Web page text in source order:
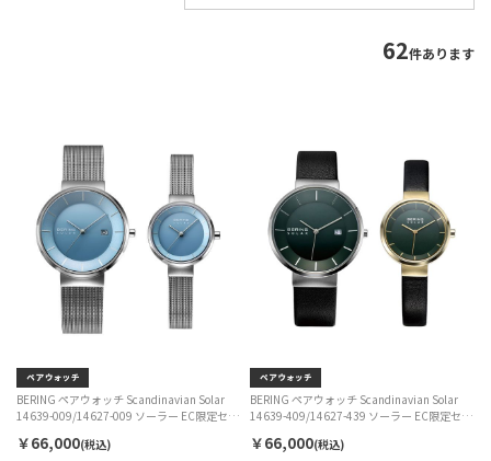
62件あります
BERING ペアウォッチ Scandinavian Solar
14639-009/14627-009 ソーラー EC限定セッ
￥66,000(税込)
BERING ペアウォッチ Scandinavian Solar
14639-409/14627-439 ソーラー EC限定セッ
￥66,000(税込)